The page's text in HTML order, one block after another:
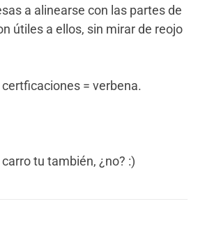
a alinearse con las partes de
útiles a ellos, sin mirar de reojo
certficaciones = verbena.
tu también, ¿no? :)